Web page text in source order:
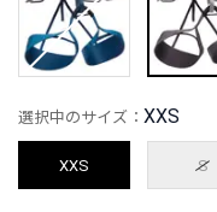
選択中のサイズ： XXS
XXS S